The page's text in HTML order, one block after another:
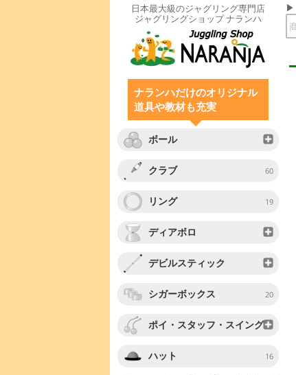
日本最大級のジャグリング専門店
ジャグリングショップ ナランハ
ナランハだけのオリジナル
道具や教材も充実
ボール
クラブ 60
リング 19
ディアボロ
デビルスティック
シガーボックス 20
ポイ・スタッフ・スイング
ハット 16